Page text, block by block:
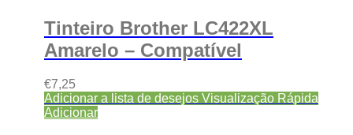
Tinteiro Brother LC422XL
Amarelo – Compatível
€7,25
Adicionar a lista de desejos Visualização Rápida
Adicionar